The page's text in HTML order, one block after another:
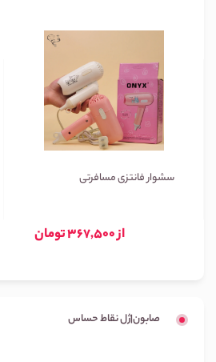
سشوار فانتزی مسافرتی
از 367,500 تومان
صابون|ژل نقاط حساس